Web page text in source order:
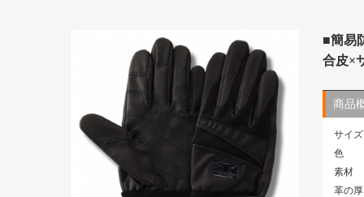
■簡易
合皮×
商品
サイズ
色
素材
革の